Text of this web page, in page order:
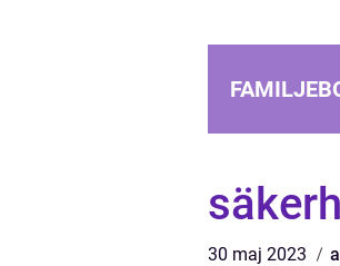
30 maj 2023